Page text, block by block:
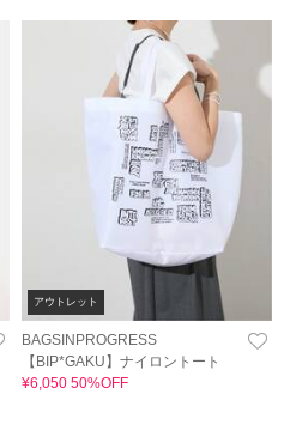
アウトレット
BAGSINPROGRESS
【BIP*GAKU】ナイロントート
¥6,050 50%OFF